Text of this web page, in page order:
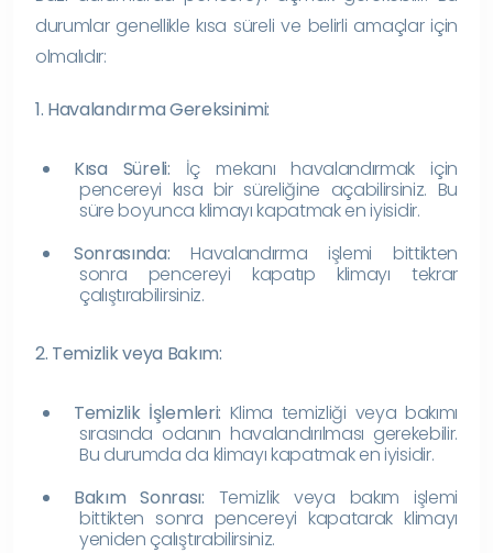
durumlar genellikle kısa süreli ve belirli amaçlar için
olmalıdır:
1. Havalandırma Gereksinimi:
Kısa Süreli: İç mekanı havalandırmak için
pencereyi kısa bir süreliğine açabilirsiniz. Bu
süre boyunca klimayı kapatmak en iyisidir.
Sonrasında: Havalandırma işlemi bittikten
sonra pencereyi kapatıp klimayı tekrar
çalıştırabilirsiniz.
2. Temizlik veya Bakım:
Temizlik İşlemleri: Klima temizliği veya bakımı
sırasında odanın havalandırılması gerekebilir.
Bu durumda da klimayı kapatmak en iyisidir.
Bakım Sonrası: Temizlik veya bakım işlemi
bittikten sonra pencereyi kapatarak klimayı
yeniden çalıştırabilirsiniz.